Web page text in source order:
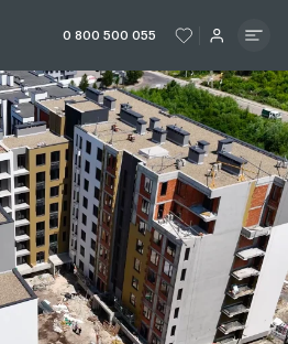
0 800 500 055 ЧИТАТИ ІСТОРІЮ
ЧИТАТИ